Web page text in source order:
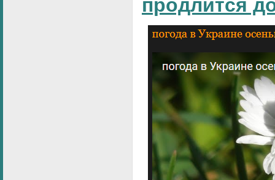
продлится